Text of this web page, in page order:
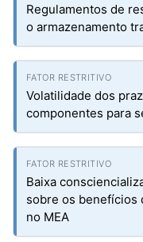
Regulamentos de
o armazenamento
Volatilidade dos
componentes para
Baixa
sobre os benefícios
no MEA